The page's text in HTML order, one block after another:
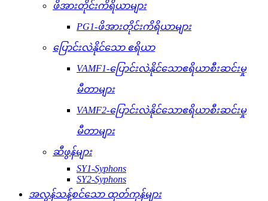
ဖိအားတိုင်းကိရိယာများ
PG1-ဖိအားတိုင်းကိရိယာများ
ပြောင်းလဲနိုင်သော ဧရိယာ
VAMF1-ပြောင်းလဲနိုင်သောဧရိယာစီးဆင်းမှု
မီတာများ
VAMF2-ပြောင်းလဲနိုင်သောဧရိယာစီးဆင်းမှု
မီတာများ
ဆီဖွန်များ
SY1-Syphons
SY2-Syphons
အလွန်သန့်စင်သော ထုတ်ကုန်များ